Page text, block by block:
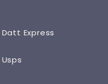
Datt Express
Usps